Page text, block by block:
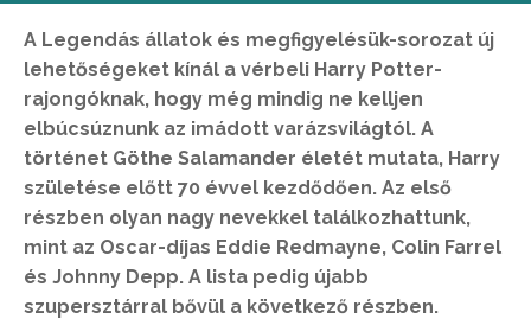
A Legendás állatok és megfigyelésük-sorozat új
lehetőségeket kínál a vérbeli Harry Potter-
rajongóknak, hogy még mindig ne kelljen
elbúcsúznunk az imádott varázsvilágtól. A
történet Göthe Salamander életét mutata, Harry
születése előtt 70 évvel kezdődően. Az első
részben olyan nagy nevekkel találkozhattunk,
mint az Oscar-díjas Eddie Redmayne, Colin Farrel
és Johnny Depp. A lista pedig újabb
szupersztárral bővül a következő részben.